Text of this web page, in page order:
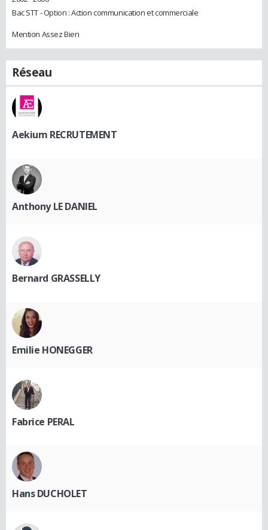
Bac STT - Option : Action communication et commerciale
Mention Assez Bien
Réseau
Aekium RECRUTEMENT
Anthony LE DANIEL
Bernard GRASSELLY
Emilie HONEGGER
Fabrice PERAL
Hans DUCHOLET